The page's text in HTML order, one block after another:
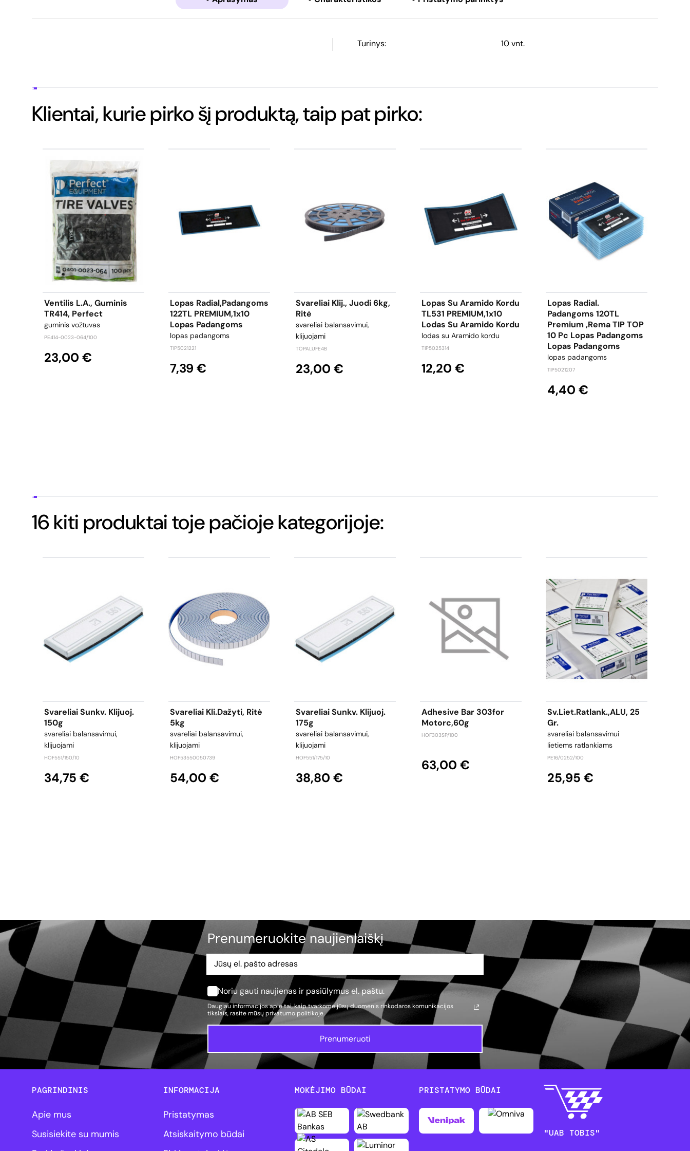
Turinys: 10 vnt.
Klientai, kurie pirko šį produktą, taip pat pirko:
Ventilis L.a., Guminis
TR414, Perfect
guminis vožtuvas
PE414-0023-064/100
23,00 €
Lopas Radial,padangoms
122TL PREMIUM,1x10
Lopas Padangoms
lopas padangoms
TIP5021221
7,39 €
Svareliai Klij., Juodi 6kg,
Ritė
svareliai balansavimui,
klijuojami
TOPALUFE4B
23,00 €
Lopas Su Aramido Kordu
TL531 PREMIUM,1x10
Lodas Su Aramido Kordu
lodas su Aramido kordu
TIP5025314
12,20 €
Lopas Radial.
Padangoms 120TL
Premium ,Rema TIP TOP
10 Pc Lopas Padangoms
Lopas Padangoms
lopas padangoms
TIP5021207
4,40 €
16 kiti produktai toje pačioje kategorijoje:
Svareliai Sunkv. Klijuoj.
150g
svareliai balansavimui,
klijuojami
HOF551/150/10
34,75 €
Svareliai Kli.dažyti, Ritė
5kg
svareliai balansavimui,
klijuojami
HOF53550050739
54,00 €
Svareliai Sunkv. Klijuoj.
175g
svareliai balansavimui,
klijuojami
HOF551/175/10
38,80 €
Adhesive Bar 303for
Motorc,60g
HOF303SP/100
63,00 €
Sv.liet.ratlank.,ALU, 25
Gr.
svareliai balansavimui
lietiems ratlankiams
PE16/0252/100
25,95 €
Prenumeruokite naujienlaiškį
Noriu gauti naujienas ir pasiūlymus el. paštu.
Daugiau informacijos apie tai, kaip tvarkome jūsų duomenis rinkodaros komunikacijos
tikslais, rasite mūsų privatumo politikoje.
Prenumeruoti
PAGRINDINIS
Apie mus
Susisiekite su mumis
INFORMACIJA
Pristatymas
Atsiskaitymo būdai
MOKĖJIMO BŪDAI PRISTATYMO BŪDAI
"UAB TOBIS"